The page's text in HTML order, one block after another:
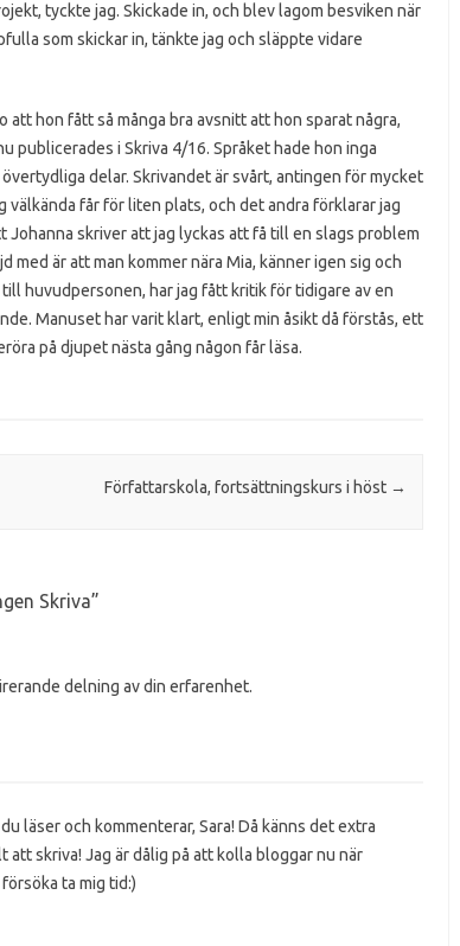
tyckte jag. Skickade in, och blev lagom besviken när
som skickar in, tänkte jag och släppte vidare
att hon fått så många bra avsnitt att hon sparat några,
publicerades i Skriva 4/16. Språket hade hon inga
delar. Skrivandet är svårt, antingen för mycket
får för liten plats, och det andra förklarar jag
skriver att jag lyckas att få till en slags problem
med är att man kommer nära Mia, känner igen sig och
huvudpersonen, har jag fått kritik för tidigare av en
Manuset har varit klart, enligt min åsikt då förstås, ett
på djupet nästa gång någon får läsa.
Författarskola, fortsättningskurs i höst →
Skriva”
delning av din erfarenhet.
läser och kommenterar, Sara! Då känns det extra
att skriva! Jag är dålig på att kolla bloggar nu när
ta mig tid:)